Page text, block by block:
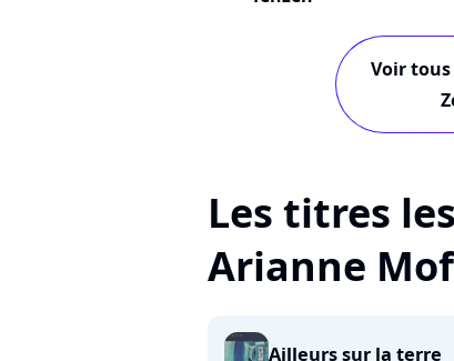
Voir tous
Les titres
Arianne
Ailleurs sur la terre